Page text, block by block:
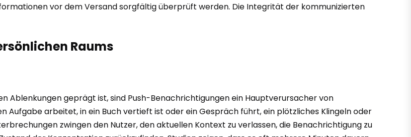
vor dem Versand sorgfältig überprüft werden. Die Integrität der kommunizierten
Raums
Ablenkungen geprägt ist, sind Push-Benachrichtigungen ein Hauptverursacher von
Aufgabe arbeitet, in ein Buch vertieft ist oder ein Gespräch führt, ein plötzliches Klingeln oder
zwingen den Nutzer, den aktuellen Kontext zu verlassen, die Benachrichtigung zu